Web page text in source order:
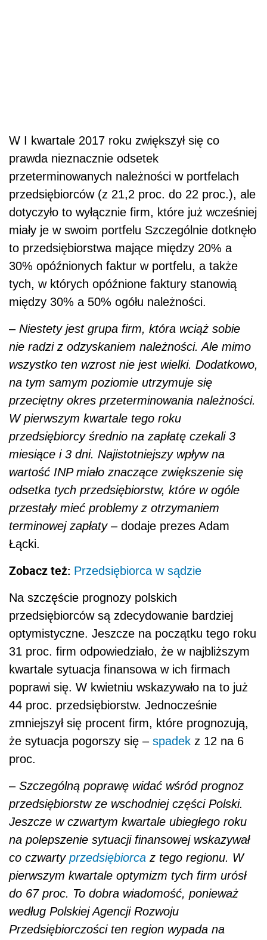
W I kwartale 2017 roku zwiększył się co
prawda nieznacznie odsetek
przeterminowanych należności w portfelach
przedsiębiorców (z 21,2 proc. do 22 proc.), ale
dotyczyło to wyłącznie firm, które już wcześniej
miały je w swoim portfelu Szczególnie dotknęło
to przedsiębiorstwa mające między 20% a
30% opóźnionych faktur w portfelu, a także
tych, w których opóźnione faktury stanowią
między 30% a 50% ogółu należności.
– Niestety jest grupa firm, która wciąż sobie
nie radzi z odzyskaniem należności. Ale mimo
wszystko ten wzrost nie jest wielki. Dodatkowo,
na tym samym poziomie utrzymuje się
przeciętny okres przeterminowania należności.
W pierwszym kwartale tego roku
przedsiębiorcy średnio na zapłatę czekali 3
miesiące i 3 dni. Najistotniejszy wpływ na
wartość INP miało znaczące zwiększenie się
odsetka tych przedsiębiorstw, które w ogóle
przestały mieć problemy z otrzymaniem
terminowej zapłaty – dodaje prezes Adam
Łącki.
Zobacz też: Przedsiębiorca w sądzie
Na szczęście prognozy polskich
przedsiębiorców są zdecydowanie bardziej
optymistyczne. Jeszcze na początku tego roku
31 proc. firm odpowiedziało, że w najbliższym
kwartale sytuacja finansowa w ich firmach
poprawi się. W kwietniu wskazywało na to już
44 proc. przedsiębiorstw. Jednocześnie
zmniejszył się procent firm, które prognozują,
że sytuacja pogorszy się – spadek z 12 na 6
proc.
– Szczególną poprawę widać wśród prognoz
przedsiębiorstw ze wschodniej części Polski.
Jeszcze w czwartym kwartale ubiegłego roku
na polepszenie sytuacji finansowej wskazywał
co czwarty przedsiębiorca z tego regionu. W
pierwszym kwartale optymizm tych firm urósł
do 67 proc. To dobra wiadomość, ponieważ
według Polskiej Agencji Rozwoju
Przedsiębiorczości ten region wypada na